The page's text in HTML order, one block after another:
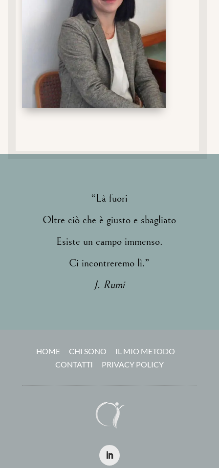
“Là fuori
Oltre ciò che è giusto e sbagliato
Esiste un campo immenso.
Ci incontreremo lì.”
J. Rumi
HOME CHI SONO
IL MIO METODO
CONTATTI
PRIVACY POLICY